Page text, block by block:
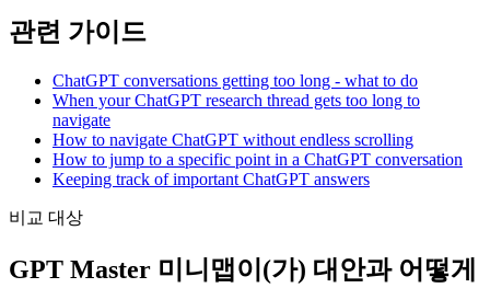
관련 가이드
ChatGPT conversations getting too long - what to do
When your ChatGPT research thread gets too long to
navigate
How to navigate ChatGPT without endless scrolling
How to jump to a specific point in a ChatGPT conversation
Keeping track of important ChatGPT answers
비교 대상
GPT Master 미니맵이(가) 대안과 어떻게